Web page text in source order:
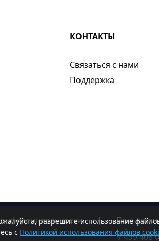
разрешите использование
с Политикой использования файлов
КОНТАКТЫ
Связаться с нами
Поддержка
|
7 499 408